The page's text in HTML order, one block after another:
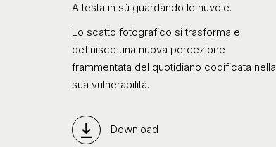
A testa in sù guardando le nuvole.
Lo scatto fotografico si trasforma e
definisce una nuova percezione
frammentata del quotidiano codificata nella
sua vulnerabilità.
Download